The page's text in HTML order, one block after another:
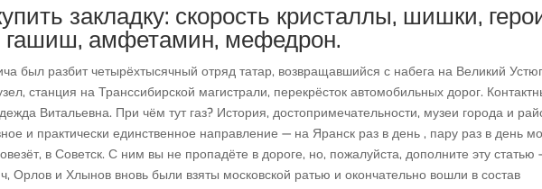
закладку: скорость кристаллы, шишки,
гашиш, амфетамин, мефедрон.
был разбит четырёхтысячный отряд татар, возвращавшийся с набега на Великий
станция на Транссибирской магистрали, перекрёсток автомобильных дорог.
Витальевна. При чём тут газ? История, достопримечательности, музеи города и
и практически единственное направление — на Яранск раз в день , пару раз в день
в Советск. С ним вы не пропадёте в дороге, но, пожалуйста, дополните эту статью
Орлов и Хлынов вновь были взяты московской ратью и окончательно вошли в состав